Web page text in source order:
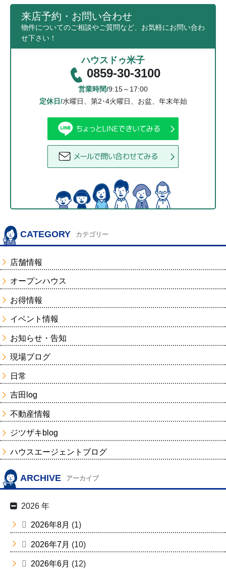
来店予約・お問い合わせ
物件についてのご相談やご質問など、お気軽にお問い合わ
せ下さい！
ハウスドゥ米子
0859-30-3100
営業時間/9:15～17:00
定休日/水曜日、第2･4火曜日、お盆、年末年始
CATEGORY カテゴリー
店舗情報
オープンハウス
お得情報
イベント情報
お知らせ・告知
現場ブログ
日常
吉田log
不動産情報
ジツザキblog
ハウスエージェントブログ
ARCHIVE アーカイブ
2026 年
2026年8月 (1)
2026年7月 (10)
2026年6月 (12)